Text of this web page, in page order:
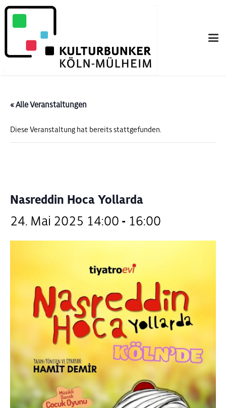
« Alle Veranstaltungen
Diese Veranstaltung hat bereits stattgefunden.
Nasreddin Hoca Yollarda
24. Mai 2025 14:00 - 16:00